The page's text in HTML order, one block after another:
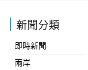
新聞分類
即時新聞
兩岸